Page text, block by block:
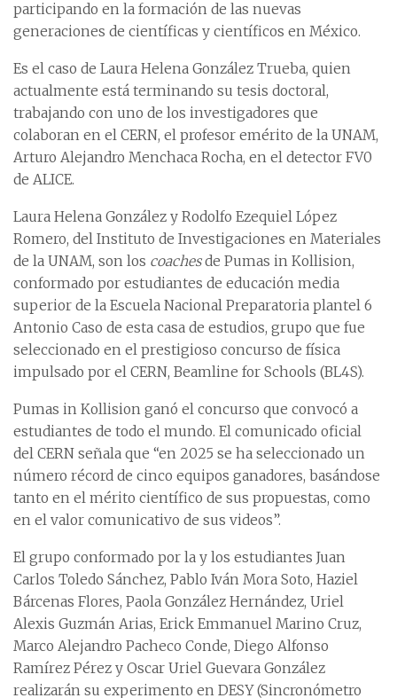
participando en la formación de las nuevas
generaciones de científicas y científicos en México.
Es el caso de Laura Helena González Trueba, quien
actualmente está terminando su tesis doctoral,
trabajando con uno de los investigadores que
colaboran en el CERN, el profesor emérito de la UNAM,
Arturo Alejandro Menchaca Rocha, en el detector FV0
de ALICE.
Laura Helena González y Rodolfo Ezequiel López
Romero, del Instituto de Investigaciones en Materiales
de la UNAM, son los coachesde Pumas in Kollision,
conformado por estudiantes de educación media
superior de la Escuela Nacional Preparatoria plantel 6
Antonio Caso de esta casa de estudios, grupo que fue
seleccionado en el prestigioso concurso de física
impulsado por el CERN, Beamline for Schools (BL4S).
Pumas in Kollision ganó el concurso que convocó a
estudiantes de todo el mundo. El comunicado oficial
del CERN señala que “en 2025 se ha seleccionado un
número récord de cinco equipos ganadores, basándose
tanto en el mérito científico de sus propuestas, como
en el valor comunicativo de sus videos”.
El grupo conformado por la y los estudiantes Juan
Carlos Toledo Sánchez, Pablo Iván Mora Soto, Haziel
Bárcenas Flores, Paola González Hernández, Uriel
Alexis Guzmán Arias, Erick Emmanuel Marino Cruz,
Marco Alejandro Pacheco Conde, Diego Alfonso
Ramírez Pérez y Oscar Uriel Guevara González
realizarán su experimento en DESY (Sincronómetro